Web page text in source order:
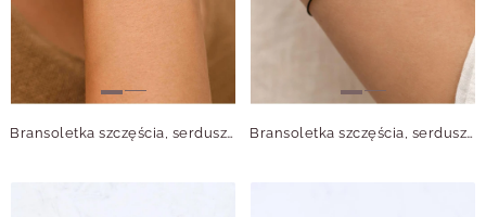
Bransoletka szczęścia, serduszko, stal pozłacana S109064Z03 Bransoletka szczęścia, serduszko, stal pozłacana S109064Z01